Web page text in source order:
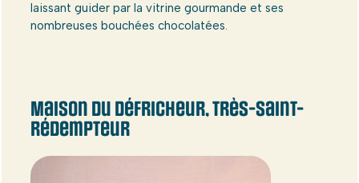
laissant guider par la vitrine gourmande et ses
nombreuses bouchées chocolatées.
Maison du Défricheur, Très-Saint-
Rédempteur